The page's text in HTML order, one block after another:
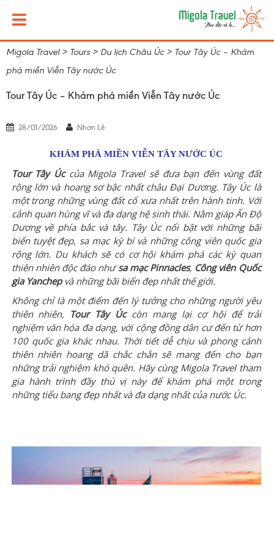
Migola Travel> Tours > Du lịch Châu Úc> Tour Tây Úc – Khám
phá miền Viễn Tây nước Úc
Tour Tây Úc – Khám phá miền Viễn Tây nước Úc
28/01/2026 Nhơn Lê
KHÁM PHÁ MIỀN VIỄN TÂY NƯỚC ÚC
Tour Tây Úccủa Migola Travel sẽ đưa bạn đến vùng đất
rộng lớn và hoang sơ bậc nhất châu Đại Dương. Tây Úc là
một trong những vùng đất cổ xưa nhất trên hành tinh. Với
cảnh quan hùng vĩ và đa dạng hệ sinh thái. Nằm giáp Ấn Độ
Dương về phía bắc và tây. Tây Úc nổi bật với những bãi
biển tuyệt đẹp, sa mạc kỳ bí và những công viên quốc gia
rộng lớn. Du khách sẽ có cơ hội khám phá các kỳ quan
thiên nhiên độc đáo nhưsa mạc Pinnacles, Công viên Quốc
gia Yanchepvà những bãi biển đẹp nhất thế giới.
Không chỉ là một điểm đến lý tưởng cho những người yêu
thiên nhiên, Tour Tây Úccòn mang lại cơ hội để trải
nghiệm văn hóa đa dạng, với cộng đồng dân cư đến từ hơn
100 quốc gia khác nhau. Thời tiết dễ chịu và phong cảnh
thiên nhiên hoang dã chắc chắn sẽ mang đến cho bạn
những trải nghiệm khó quên. Hãy cùng Migola Traveltham
giahành trình đầy thú vịnày để khám phá một trong
những tiểu bang đẹp nhất và đa dạng nhất của nước Úc.